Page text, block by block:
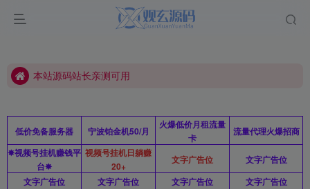
如有不可使用资源请联系站长删除
本站源码站长亲测可用
本站源码站长亲测可用
低价免备服务器 宁波铂金机50/月
火爆低价月租流量
卡
流量代理火爆招商
✸视频号挂机赚钱平
台✸
视频号挂机日躺赚
20+
文字广告位
文字广告位
文字广告位
文字广告位 文字广告位
文字广告位